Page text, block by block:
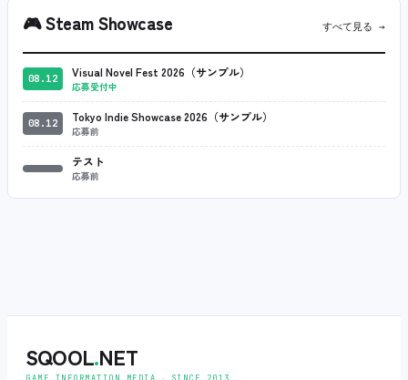
🎮Steam Showcase すべて見る →
08.12 Visual Novel Fest 2026（サンプル）
応募受付中
08.12 Tokyo Indie Showcase 2026（サンプル）
応募前
テスト
応募前
SQOOL.NET